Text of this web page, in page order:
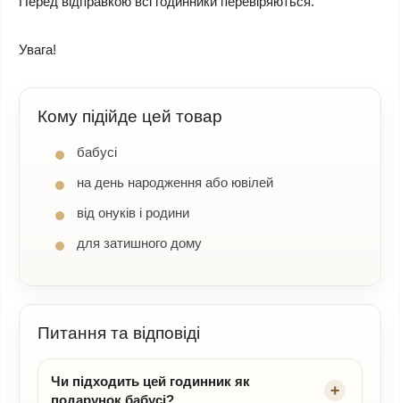
Увага!
Кому підійде цей товар
бабусі
на день народження або ювілей
від онуків і родини
для затишного дому
Питання та відповіді
Чи підходить цей годинник як